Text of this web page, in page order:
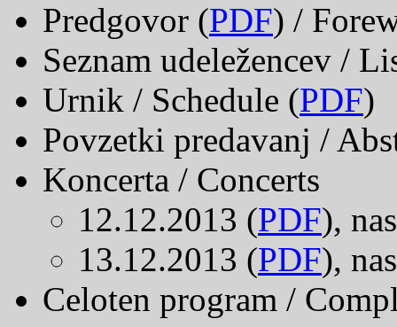
Predgovor (PDF) /
Seznam udeležencev /
Urnik / Schedule (PDF)
Povzetki predavanj /
Koncerta / Concerts
12.12.2013 (PDF),
13.12.2013 (PDF),
Celoten program /